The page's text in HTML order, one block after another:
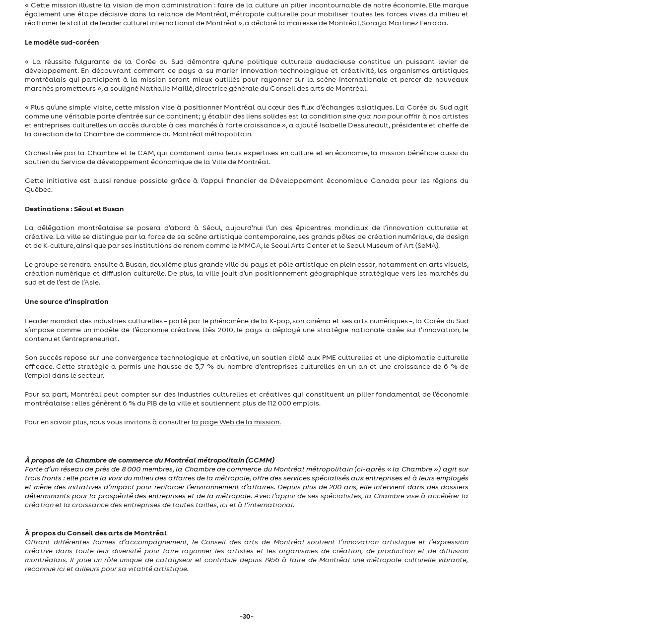
« Cette mission illustre la vision de mon administration : faire de la culture un pilier incontournable de notre économie. Elle marque
également une étape décisive dans la relance de Montréal, métropole culturelle pour mobiliser toutes les forces vives du milieu et
réaffirmer le statut de leader culturel international de Montréal », a déclaré la mairesse de Montréal, Soraya Martinez Ferrada.
Le modèle sud-coréen
« La réussite fulgurante de la Corée du Sud démontre qu’une politique culturelle audacieuse constitue un puissant levier de
développement. En découvrant comment ce pays a su marier innovation technologique et créativité, les organismes artistiques
montréalais qui participent à la mission seront mieux outillés pour rayonner sur la scène internationale et percer de nouveaux
marchés prometteurs », a souligné Nathalie Maillé, directrice générale du Conseil des arts de Montréal.
« Plus qu’une simple visite, cette mission vise à positionner Montréal au cœur des flux d’échanges asiatiques. La Corée du Sud agit
comme une véritable porte d’entrée sur ce continent; y établir des liens solides est la conditionsine qua nonpour offrir à nos artistes
et entreprises culturelles un accès durable à ces marchés à forte croissance », a ajouté Isabelle Dessureault, présidente et cheffe de
la direction de la Chambre de commerce du Montréal métropolitain.
Orchestrée par la Chambre et le CAM, qui combinent ainsi leurs expertises en culture et en économie, la mission bénéficie aussi du
soutien du Service de développement économique de la Ville de Montréal.
Cette initiative est aussi rendue possible grâce à l’appui financier de Développement économique Canada pour les régions du
Québec.
Destinations : Séoul et Busan
La délégation montréalaise se posera d’abord à Séoul, aujourd’hui l’un des épicentres mondiaux de l’innovation culturelle et
créative. La ville se distingue par la force de sa scène artistique contemporaine, ses grands pôles de création numérique, de design
et de K-culture, ainsi que par ses institutions de renom comme le MMCA, le Seoul Arts Center et le Seoul Museum of Art (SeMA).
Le groupe se rendra ensuite à Busan, deuxième plus grande ville du pays et pôle artistique en plein essor, notamment en arts visuels,
création numérique et diffusion culturelle. De plus, la ville jouit d’un positionnement géographique stratégique vers les marchés du
sud et de l’est de l’Asie.
Une source d’inspiration
Leader mondial des industries culturelles – porté par le phénomène de la K-pop, son cinéma et ses arts numériques –, la Corée du Sud
s’impose comme un modèle de l’économie créative. Dès 2010, le pays a déployé une stratégie nationale axée sur l’innovation, le
contenu et l’entrepreneuriat.
Son succès repose sur une convergence technologique et créative, un soutien ciblé aux PME culturelles et une diplomatie culturelle
efficace. Cette stratégie a permis une hausse de 5,7 % du nombre d’entreprises culturelles en un an et une croissance de 6 % de
l’emploi dans le secteur.
Pour sa part, Montréal peut compter sur des industries culturelles et créatives qui constituent un pilier fondamental de l’économie
montréalaise : elles génèrent 6 % du PIB de la ville et soutiennent plus de 112 000 emplois.
Pour en savoir plus, nous vous invitons à consulter la page Web de la mission.
À propos de la Chambre de commerce du Montréal métropolitain (CCMM)
Forte d’un réseau de près de 8 000 membres, la Chambre de commerce du Montréal métropolitain (ci-après « la Chambre ») agit sur
trois fronts : elle porte la voix du milieu des affaires de la métropole, offre des services spécialisés aux entreprises et à leurs employés
et mène des initiatives d’impact pour renforcer l’environnement d’affaires. Depuis plus de 200 ans, elle intervient dans des dossiers
déterminants pour la prospérité des entreprises et de la métropole. Avec l’appui de ses spécialistes, la Chambre vise à accélérer la
création et la croissance des entreprises de toutes tailles, ici et à l’international.
À propos du Conseil des arts de Montréal
Offrant différentes formes d’accompagnement, le Conseil des arts de Montréal soutient l’innovation artistique et l’expression
créative dans toute leur diversité pour faire rayonner les artistes et les organismes de création, de production et de diffusion
montréalais. Il joue un rôle unique de catalyseur et contribue depuis 1956 à faire de Montréal une métropole culturelle vibrante,
reconnue ici et ailleurs pour sa vitalité artistique.
-30-